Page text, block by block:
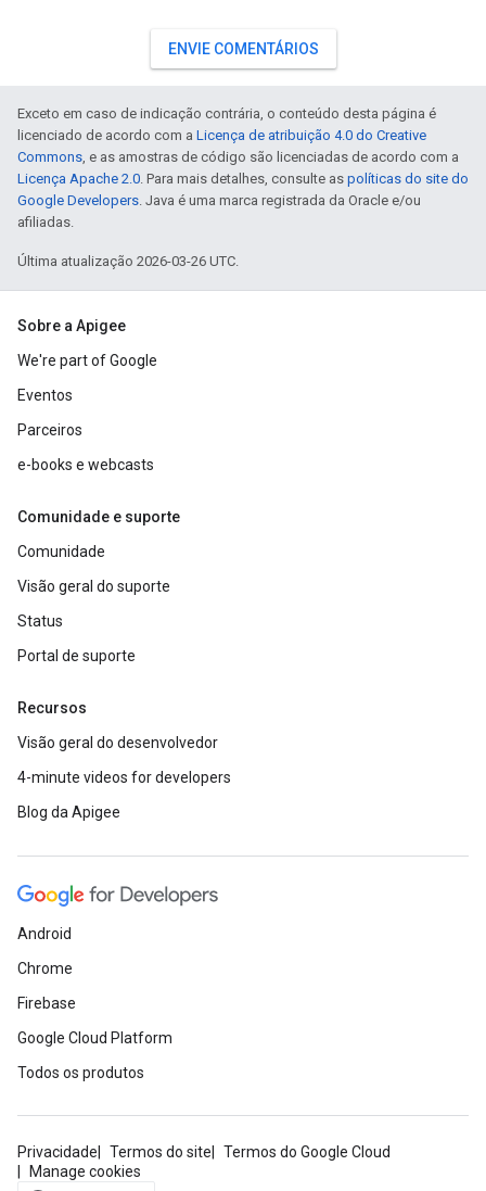
ENVIE COMENTÁRIOS
Exceto em caso de indicação contrária, o conteúdo desta página é
licenciado de acordo com a Licença de atribuição 4.0 do Creative
Commons, e as amostras de código são licenciadas de acordo com a
Licença Apache 2.0. Para mais detalhes, consulte as políticas do site do
Google Developers. Java é uma marca registrada da Oracle e/ou
afiliadas.
Última atualização 2026-03-26 UTC.
Sobre a Apigee
We're part of Google
Eventos
Parceiros
e-books e webcasts
Comunidade e suporte
Comunidade
Visão geral do suporte
Status
Portal de suporte
Recursos
Visão geral do desenvolvedor
4-minute videos for developers
Blog da Apigee
Android
Chrome
Firebase
Google Cloud Platform
Todos os produtos
Privacidade Termos do site
Termos do Google Cloud
Manage cookies